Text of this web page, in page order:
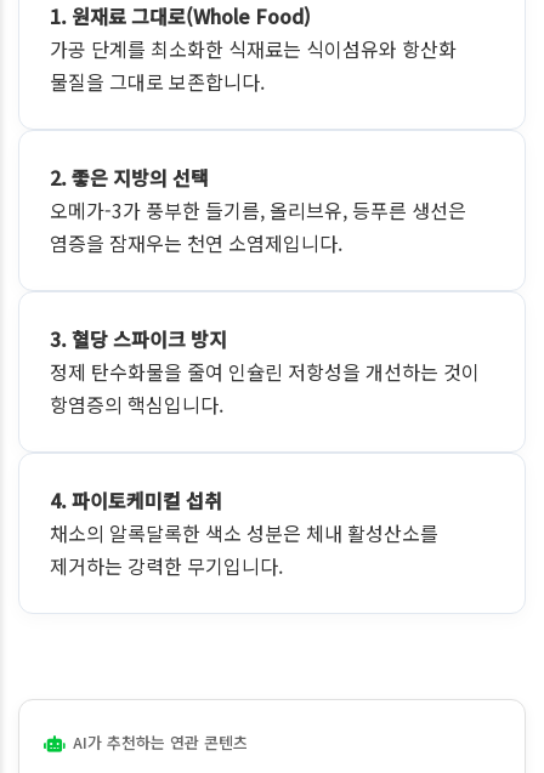
1. 원재료 그대로(Whole Food)
가공 단계를 최소화한 식재료는 식이섬유와 항산화
물질을 그대로 보존합니다.
2. 좋은 지방의 선택
오메가-3가 풍부한 들기름, 올리브유, 등푸른 생선은
염증을 잠재우는 천연 소염제입니다.
3. 혈당 스파이크 방지
정제 탄수화물을 줄여 인슐린 저항성을 개선하는 것이
항염증의 핵심입니다.
4. 파이토케미컬 섭취
채소의 알록달록한 색소 성분은 체내 활성산소를
제거하는 강력한 무기입니다.
AI가 추천하는 연관 콘텐츠